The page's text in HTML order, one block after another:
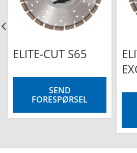
ELITE-CUT S65
SEND
FORESPØRSEL